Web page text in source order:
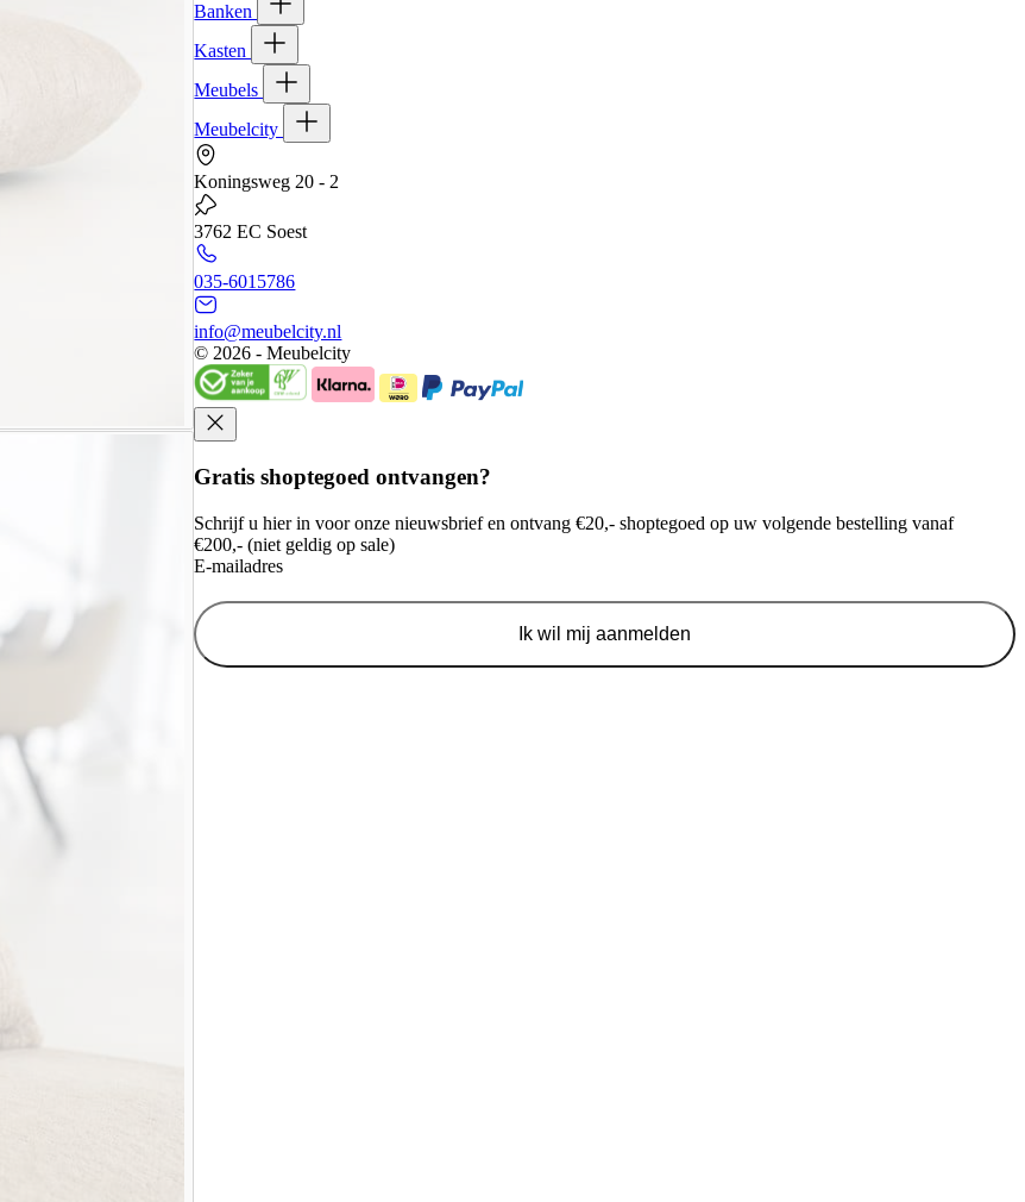
Banken
Kasten
Meubels
Meubelcity
Koningsweg 20 - 2
3762 EC Soest
035-6015786
info@meubelcity.nl
© 2026 - Meubelcity
Gratis shoptegoed ontvangen?
Schrijf u hier in voor onze nieuwsbrief en ontvang €20,- shoptegoed op uw volgende bestelling vanaf
€200,- (niet geldig op sale)
E-mailadres
Ik wil mij aanmelden